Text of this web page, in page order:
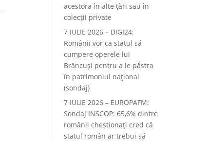
acestora în alte ţări sau în
colecţii private
7 IULIE 2026 – DIGI24:
Românii vor ca statul să
cumpere operele lui
Brâncuși pentru a le păstra
în patrimoniul național
(sondaj)
7 IULIE 2026 – EUROPAFM:
Sondaj INSCOP: 65,6% dintre
românii chestionați cred că
statul român ar trebui să